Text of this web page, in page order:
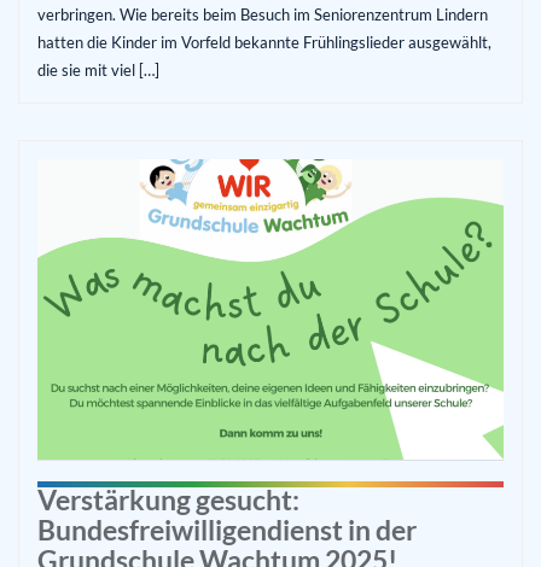
verbringen. Wie bereits beim Besuch im Seniorenzentrum Lindern
hatten die Kinder im Vorfeld bekannte Frühlingslieder ausgewählt,
die sie mit viel […]
Verstärkung gesucht:
Bundesfreiwilligendienst in der
Grundschule Wachtum 2025!